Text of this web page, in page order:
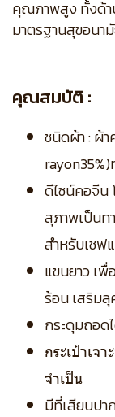
คุณภาพสูง ทั้งด้า
มาตรฐานสุขอนา
คุณสมบัติ :
ชนิดผ้า : ผ้
ดีไซน์คอจีน
สุภาพเป็นท
สำหรับเชฟ
แขนยาว เ
ร้อน เสริมลุ
กระดุมถอด
กระเป๋าเ
จำเป็น
มีที่เสียบปา